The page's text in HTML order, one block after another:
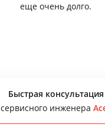
еще очень долго.
Быстрая консультация
сервисного инженера